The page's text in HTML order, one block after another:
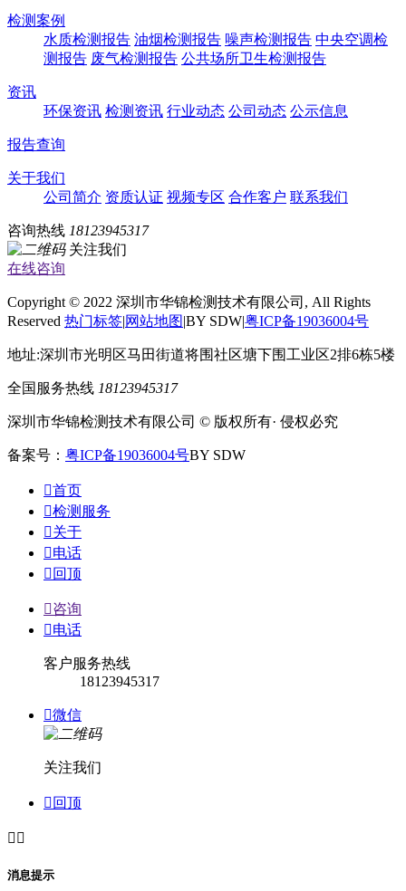
检测案例
水质检测报告 油烟检测报告 噪声检测报告 中央空调检
测报告 废气检测报告 公共场所卫生检测报告
资讯
环保资讯 检测资讯 行业动态 公司动态 公示信息
报告查询
关于我们
公司简介 资质认证 视频专区 合作客户 联系我们
咨询热线 18123945317
关注我们
在线咨询
Copyright © 2022 深圳市华锦检测技术有限公司, All Rights
Reserved 热门标签|网站地图|BY SDW|粤ICP备19036004号
地址:深圳市光明区马田街道将围社区塘下围工业区2排6栋5楼
全国服务热线 18123945317
深圳市华锦检测技术有限公司 © 版权所有· 侵权必究
备案号： 粤ICP备19036004号BY SDW
首页
检测服务
关于
电话
 回顶
咨询
电话
客户服务热线
18123945317
微信
关注我们
 回顶
 
消息提示